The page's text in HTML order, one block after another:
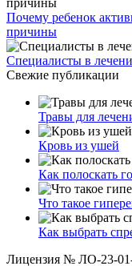
Почему ребенок
причины
Специалисты в
Свежие публикации
Травы для
Кровь из ушей
Как полоскать
Что такое
Как выбрать
Лицензия № ЛО-23-01-